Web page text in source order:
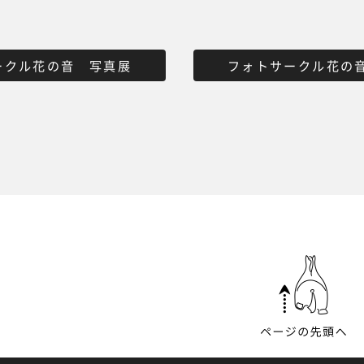
クル花の音 写真展 フォトサークル花